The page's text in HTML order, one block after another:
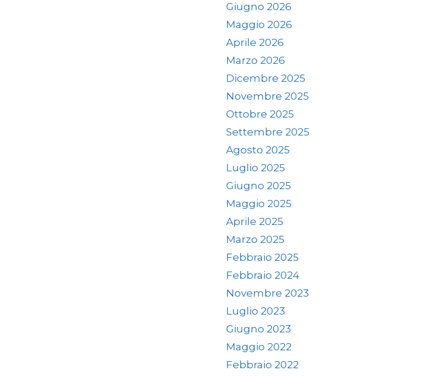
Giugno 2026
Maggio 2026
Aprile 2026
Marzo 2026
Dicembre 2025
Novembre 2025
Ottobre 2025
Settembre 2025
Agosto 2025
Luglio 2025
Giugno 2025
Maggio 2025
Aprile 2025
Marzo 2025
Febbraio 2025
Febbraio 2024
Novembre 2023
Luglio 2023
Giugno 2023
Maggio 2022
Febbraio 2022